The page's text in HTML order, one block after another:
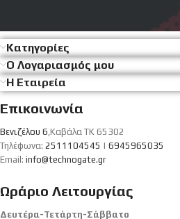
Κατηγορίες
Ο Λογαριασμός μου
Η Εταιρεία
Επικοινωνία
Βενιζέλου 6,Καβάλα ΤΚ 65302
Τηλέφωνα: 2511104545 | 6945965035
Email: info@technogate.gr
Ωράριο Λειτουργίας
Δευτέρα-Τετάρτη-Σάββατο